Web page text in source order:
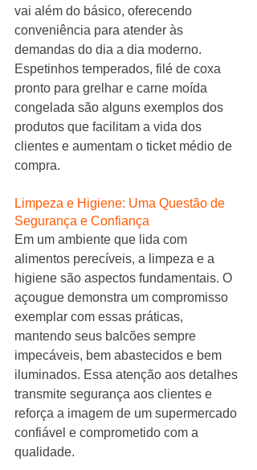
vai além do básico, oferecendo
conveniência para atender às
demandas do dia a dia moderno.
Espetinhos temperados, filé de coxa
pronto para grelhar e carne moída
congelada são alguns exemplos dos
produtos que facilitam a vida dos
clientes e aumentam o ticket médio de
compra.
Limpeza e Higiene: Uma Questão de
Segurança e Confiança
Em um ambiente que lida com
alimentos perecíveis, a limpeza e a
higiene são aspectos fundamentais. O
açougue demonstra um compromisso
exemplar com essas práticas,
mantendo seus balcões sempre
impecáveis, bem abastecidos e bem
iluminados. Essa atenção aos detalhes
transmite segurança aos clientes e
reforça a imagem de um supermercado
confiável e comprometido com a
qualidade.